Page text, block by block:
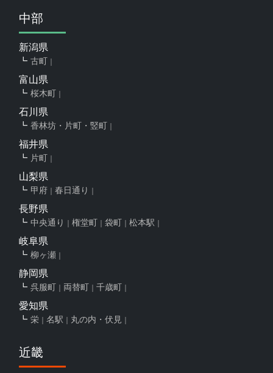
中部
新潟県
古町
富山県
桜木町
石川県
香林坊・片町・竪町
福井県
片町
山梨県
甲府 春日通り
長野県
中央通り 権堂町 袋町 松本駅
岐阜県
柳ヶ瀬
静岡県
呉服町 両替町 千歳町
愛知県
栄 名駅 丸の内・伏見
近畿